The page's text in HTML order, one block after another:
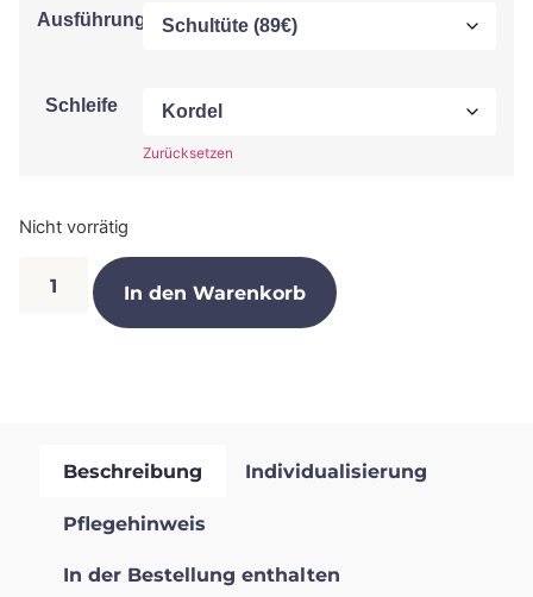
Ausführung
Schleife
Zurücksetzen
Nicht vorrätig
In den Warenkorb
Beschreibung Individualisierung
Pflegehinweis
In der Bestellung enthalten